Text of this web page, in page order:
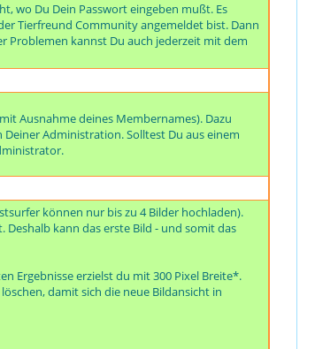
wo Du Dein Passwort eingeben mußt. Es
Tierfreund Community angemeldet bist. Dann
Problemen kannst Du auch jederzeit mit dem
Ausnahme deines Membernames). Dazu
Administration. Solltest Du aus einem
können nur bis zu 4 Bilder hochladen).
Deshalb kann das erste Bild - und somit das
Ergebnisse erzielst du mit 300 Pixel Breite*.
damit sich die neue Bildansicht in